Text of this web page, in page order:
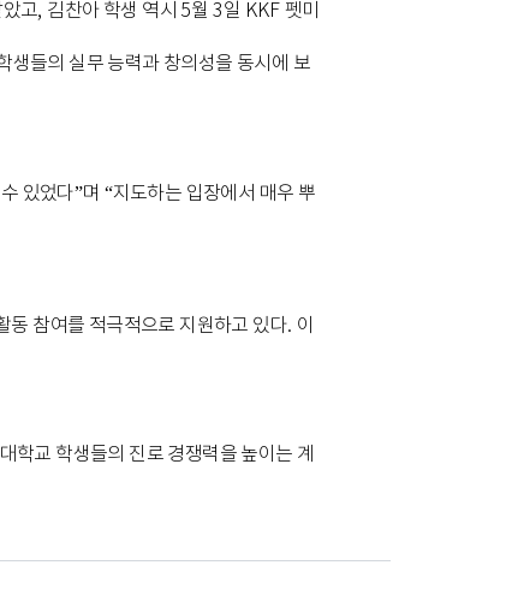
고, 김찬아 학생 역시 5월3일 KKF펫미
생들의 실무 능력과 창의성을 동시에 보
있었다”며 “지도하는 입장에서 매우 뿌
동 참여를 적극적으로 지원하고 있다. 이
학교 학생들의 진로 경쟁력을 높이는 계